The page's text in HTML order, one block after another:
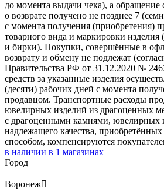
до момента выдачи чека), а обращение
о возврате получено не позднее 7
с момента получения (приобретения)
товарного вида и маркировки
и бирки). Покупки, совершённые в
возврату и обмену не подлежат
Правительства РФ от 31.12.2020 №
средств за указанные изделия
(десяти) рабочих дней с момента
продавцом. Транспортные расходы
ювелирных изделий из драгоценных
с драгоценными камнями, ювелирных
надлежащего качества,
способом, компенсируются
в наличии в 1 магазинах
Город
Воронеж